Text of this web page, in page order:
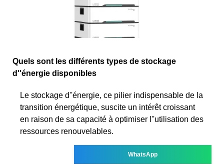
Quels sont les différents types de stockage
d''énergie disponibles
Le stockage d''énergie, ce pilier indispensable de la
transition énergétique, suscite un intérêt croissant
en raison de sa capacité à optimiser l''utilisation des
ressources renouvelables.
WhatsApp